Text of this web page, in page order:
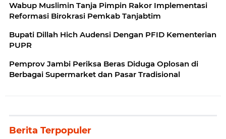
Wabup Muslimin Tanja Pimpin Rakor Implementasi
Reformasi Birokrasi Pemkab Tanjabtim
Bupati Dillah Hich Audensi Dengan PFID Kementerian
PUPR
Pemprov Jambi Periksa Beras Diduga Oplosan di
Berbagai Supermarket dan Pasar Tradisional
Berita Terpopuler